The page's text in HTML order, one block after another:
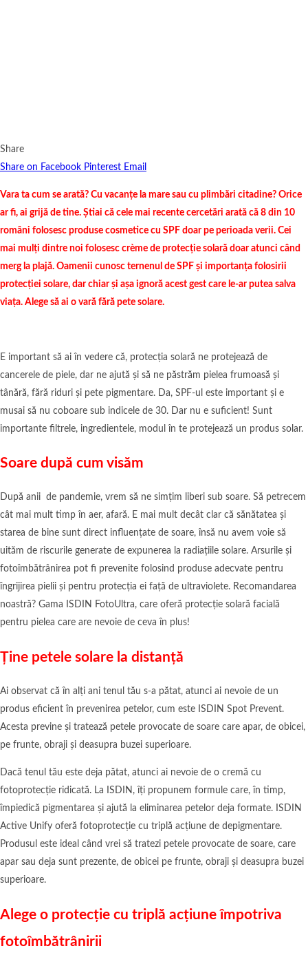
Share
Share on Facebook Pinterest Email
Vara ta cum se arată? Cu vacanțe la mare sau cu plimbări citadine? Orice
ar fi, ai grijă de tine. Știai că cele mai recente cercetări arată că 8 din 10
români folosesc produse cosmetice cu SPF doar pe perioada verii. Cei
mai mulți dintre noi folosesc crème de protecție solară doar atunci când
merg la plajă. Oamenii cunosc ternenul de SPF și importanța folosirii
protecției solare, dar chiar și așa ignoră acest gest care le-ar putea salva
viața. Alege să ai o vară fără pete solare.
E important să ai în vedere că, protecția solară ne protejează de
cancerele de piele, dar ne ajută și să ne păstrăm pielea frumoasă și
tânără, fără riduri și pete pigmentare. Da, SPF-ul este important și e
musai să nu coboare sub indicele de 30. Dar nu e suficient! Sunt
importante filtrele, ingredientele, modul în te protejează un produs solar.
Soare după cum visăm
După anii de pandemie, vrem să ne simțim liberi sub soare. Să petrecem
cât mai mult timp în aer, afară. E mai mult decât clar că sănătatea și
starea de bine sunt direct influențate de soare, însă nu avem voie să
uităm de riscurile generate de expunerea la radiațiile solare. Arsurile și
fotoîmbătrânirea pot fi prevenite folosind produse adecvate pentru
îngrijirea pielii și pentru protecția ei față de ultraviolete. Recomandarea
noastră? Gama ISDIN FotoUltra, care oferă protecție solară facială
pentru pielea care are nevoie de ceva în plus!
Ține petele solare la distanță
Ai observat că în alți ani tenul tău s-a pătat, atunci ai nevoie de un
produs eficient în prevenirea petelor, cum este ISDIN Spot Prevent.
Acesta previne și tratează petele provocate de soare care apar, de obicei,
pe frunte, obraji și deasupra buzei superioare.
Dacă tenul tău este deja pătat, atunci ai nevoie de o cremă cu
fotoprotecție ridicată. La ISDIN, îți propunem formule care, în timp,
împiedică pigmentarea și ajută la eliminarea petelor deja formate. ISDIN
Active Unify oferă fotoprotecție cu triplă acțiune de depigmentare.
Produsul este ideal când vrei să tratezi petele provocate de soare, care
apar sau deja sunt prezente, de obicei pe frunte, obraji și deasupra buzei
superioare.
Alege o protecție cu triplă acțiune împotriva
fotoîmbătrânirii